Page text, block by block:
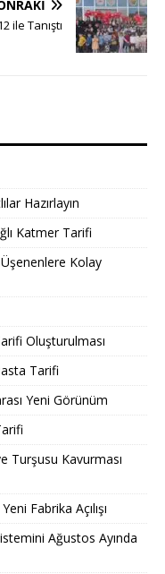
ile Tanıştı
Hazırlayın
Katmer Tarifi
Kolay
Oluşturulması
Tarifi
Yeni Görünüm
Turşusu Kavurması
Fabrika Açılışı
Ağustos Ayında